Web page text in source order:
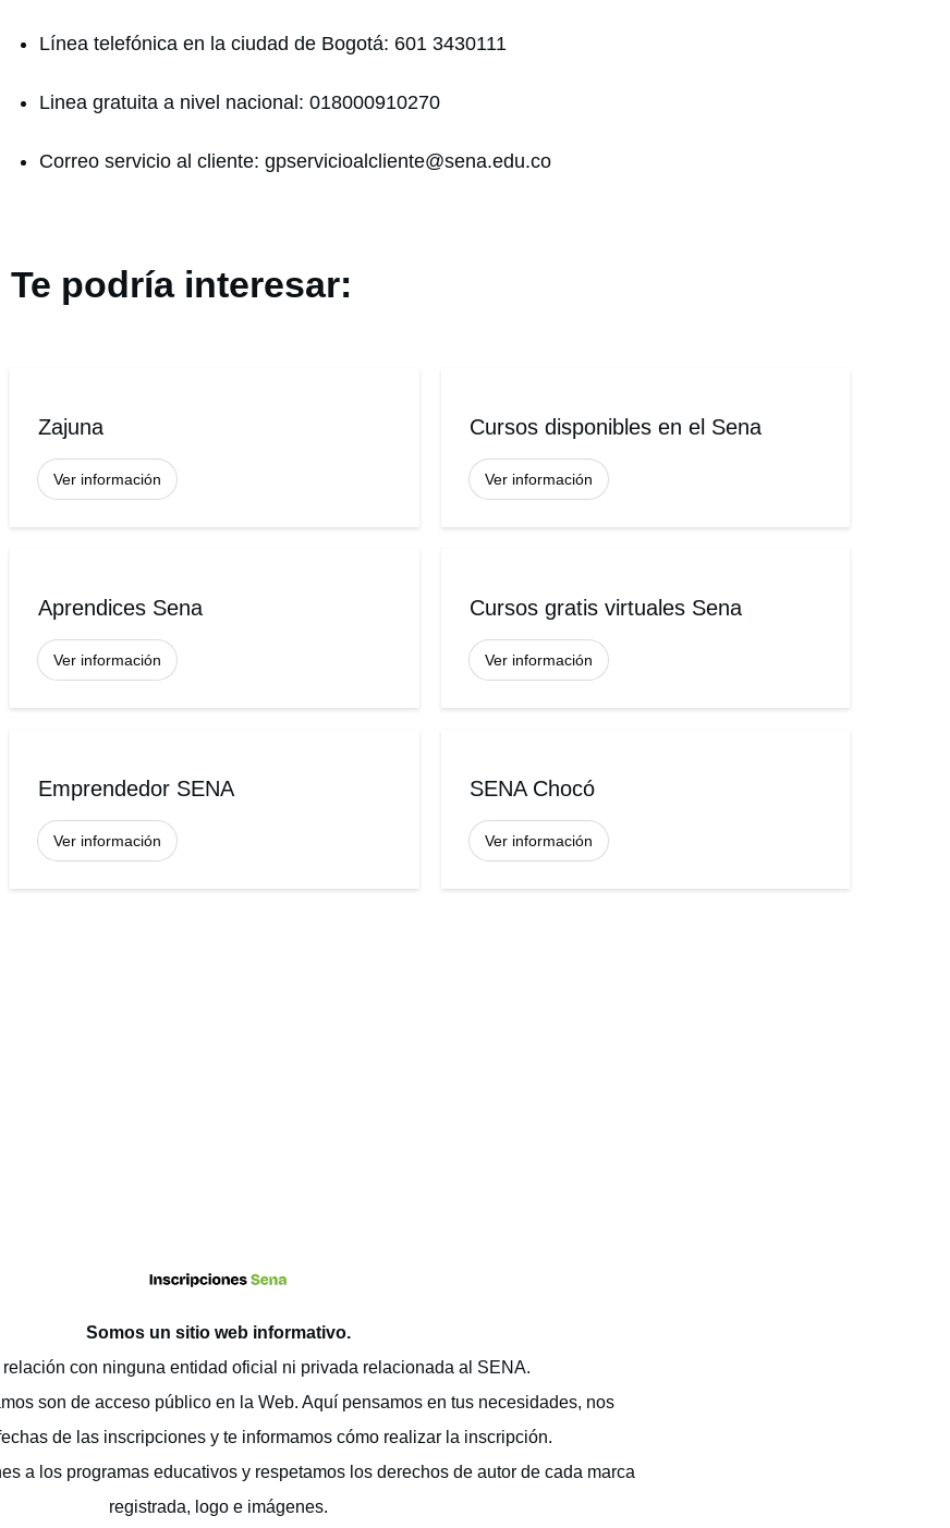
Línea telefónica en la ciudad de Bogotá: 601 3430111
Linea gratuita a nivel nacional: 018000910270
Correo servicio al cliente:gpservicioalcliente@sena.edu.co
Te podría interesar:
Zajuna
Ver información
Cursos disponibles en el Sena
Ver información
Aprendices Sena
Ver información
Cursos gratis virtuales Sena
Ver información
Emprendedor SENA
Ver información
SENA Chocó
Ver información
Somos un sitio web informativo.
relación con ninguna entidad oficial ni privada relacionada al SENA.
son de acceso público en la Web. Aquí pensamos en tus necesidades, nos
de las inscripciones y te informamos cómo realizar la inscripción.
a los programas educativos y respetamos los derechos de autor de cada marca
registrada, logo e imágenes.